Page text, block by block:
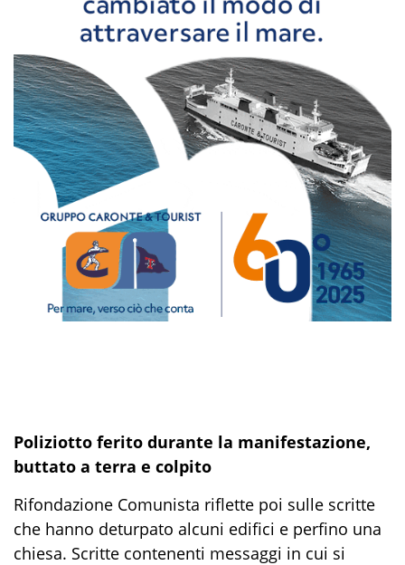
Poliziotto ferito durante la manifestazione,
buttato a terra e colpito
Rifondazione Comunista riflette poi sulle scritte
che hanno deturpato alcuni edifici e perfino una
chiesa. Scritte contenenti messaggi in cui si